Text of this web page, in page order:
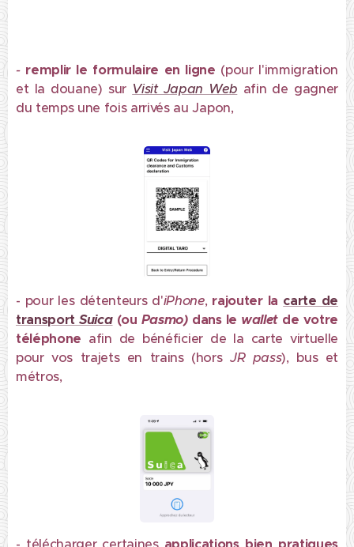
- remplir le formulaire en ligne (pour l'immigration
et la douane) sur Visit Japan Web afin de gagner
du temps une fois arrivés au Japon,
- pour les détenteurs d'iPhone, rajouter la carte de
transport Suica(ou Pasmo)dans le wallet de votre
téléphone afin de bénéficier de la carte virtuelle
pour vos trajets en trains (hors JR pass), bus et
métros,